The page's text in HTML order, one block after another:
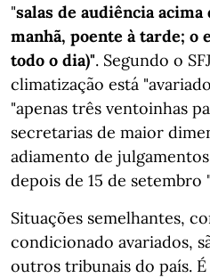
"salas de audiência acima
manhã, poente à tarde;
todo o dia)". Segundo o
climatização está
"apenas três ventoinhas
secretarias de maior
adiamento de
depois de 15 de
Situações semelhantes,
condicionado avariados,
outros tribunais do país. É